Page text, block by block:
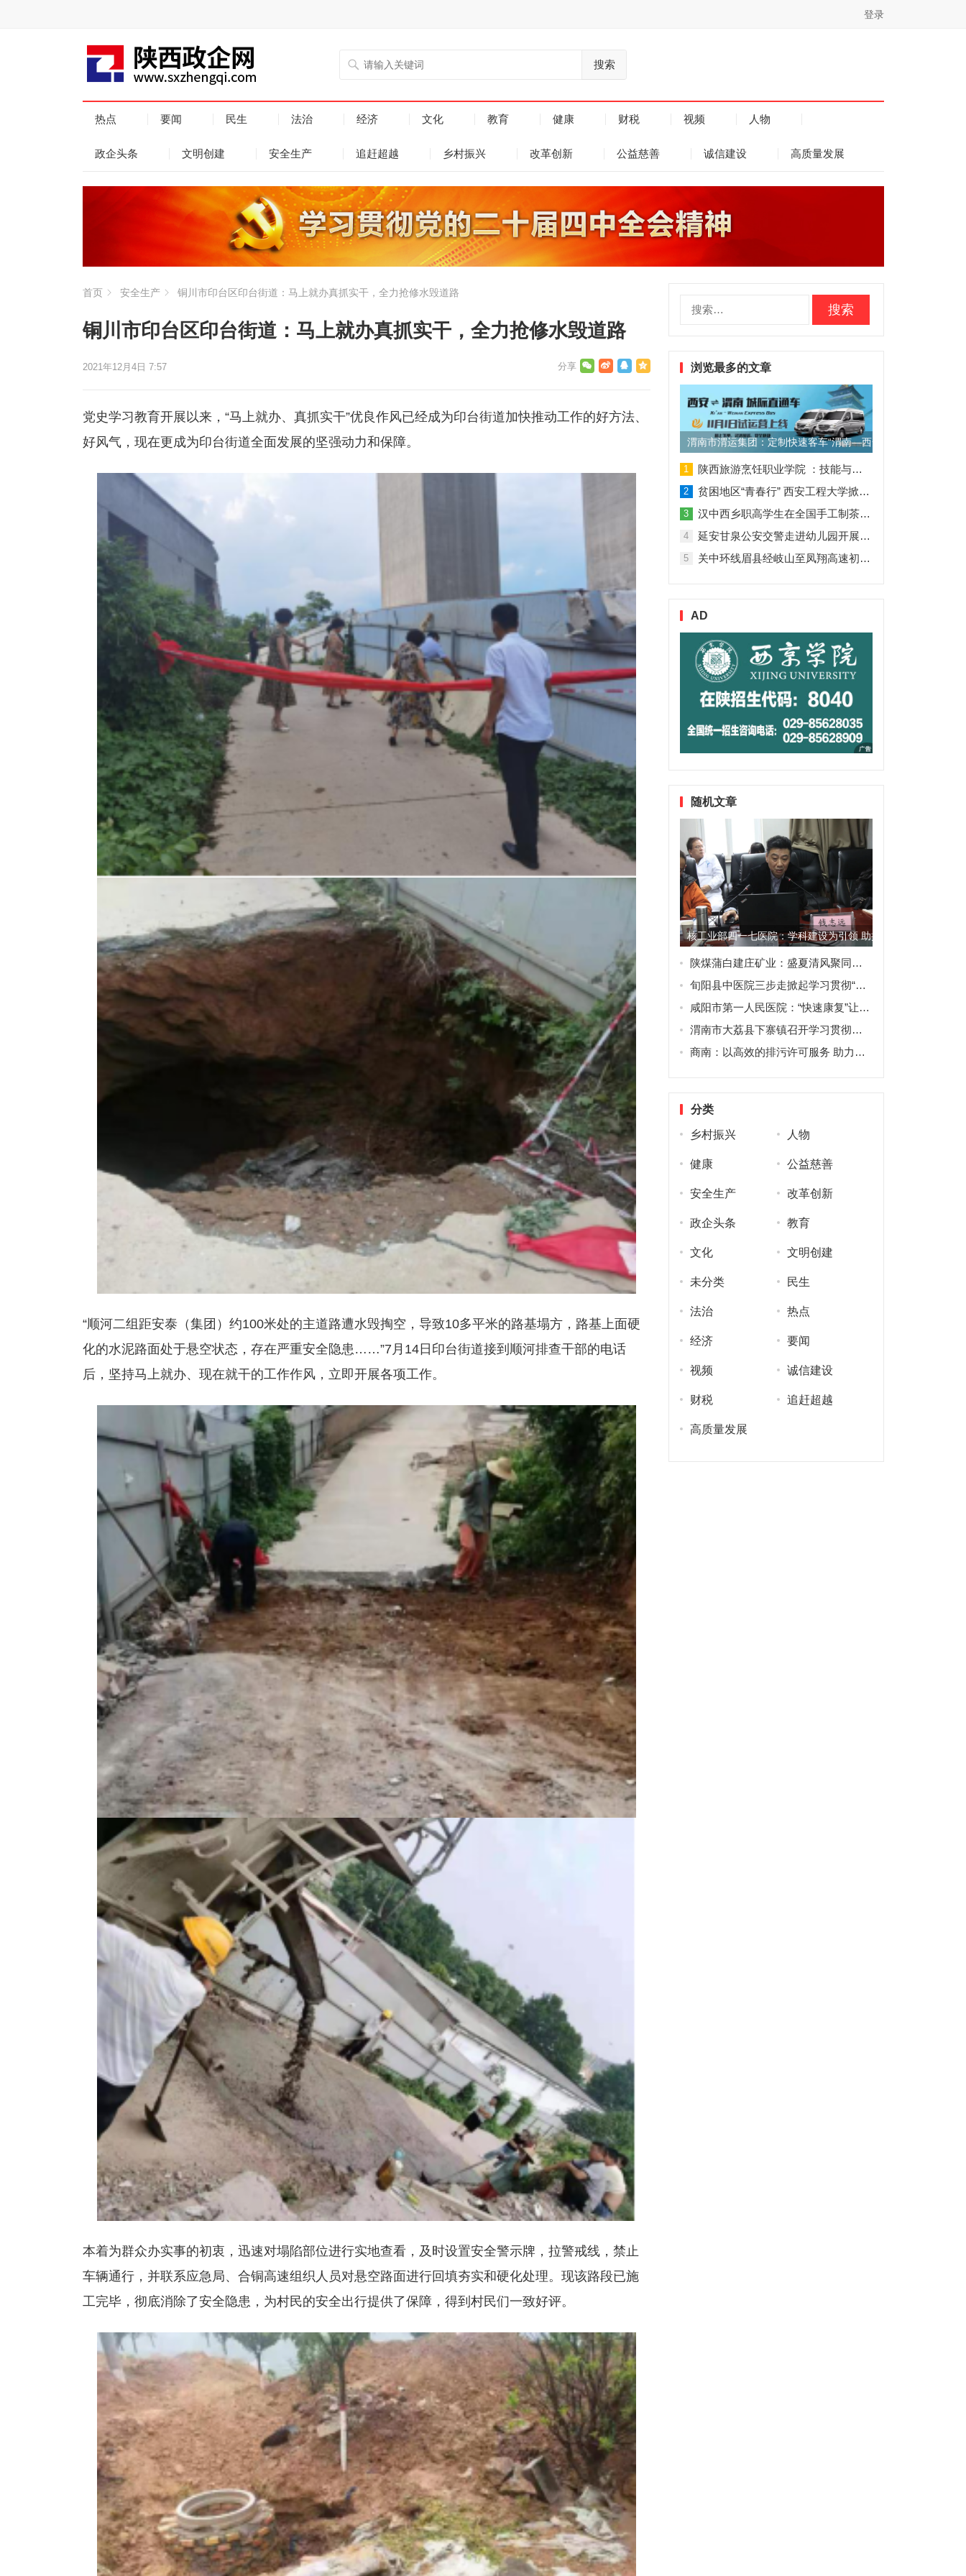
登录
搜索
热点 要闻 民生 法治 经济 文化 教育 健康 财税 视频 人物
政企头条 文明创建 安全生产 追赶超越 乡村振兴 改革创新 公益慈善 诚信建设 高质量发展
首页 安全生产 铜川市印台区印台街道：马上就办真抓实干，全力抢修水毁道路
铜川市印台区印台街道：马上就办真抓实干，全力抢修水毁道路
2021年12月4日 7:57
党史学习教育开展以来，“马上就办、真抓实干”优良作风已经成为印台街道加快推动工作的好方法、
好风气，现在更成为印台街道全面发展的坚强动力和保障。
“顺河二组距安泰（集团）约100米处的主道路遭水毁掏空，导致10多平米的路基塌方，路基上面硬
化的水泥路面处于悬空状态，存在严重安全隐患……”7月14日印台街道接到顺河排查干部的电话
后，坚持马上就办、现在就干的工作作风，立即开展各项工作。
本着为群众办实事的初衷，迅速对塌陷部位进行实地查看，及时设置安全警示牌，拉警戒线，禁止
车辆通行，并联系应急局、合铜高速组织人员对悬空路面进行回填夯实和硬化处理。现该路段已施
工完毕，彻底消除了安全隐患，为村民的安全出行提供了保障，得到村民们一致好评。
浏览最多的文章
渭南市渭运集团：定制快速客车“渭南—西安”11月1日试运营
1 陕西旅游烹饪职业学院 ：技能与理论并行 人才与企业共赢
2 贫困地区“青春行” 西安工程大学掀起“扶贫热”
3 汉中西乡职高学生在全国手工制茶大赛中创佳绩
4 延安甘泉公安交警走进幼儿园开展交通安全专题讲座活动
5 关中环线眉县经岐山至凤翔高速初步设计获批！
AD
随机文章
核工业部四一七医院：学科建设为引领 助推医院快发展
陕煤蒲白建庄矿业：盛夏清风聚同心 筑梦建庄续华章
旬阳县中医院三步走掀起学习贯彻“七一”重要讲话精神的热潮
咸阳市第一人民医院：“快速康复”让肿瘤患者三天即可出院
渭南市大荔县下寨镇召开学习贯彻党的十九届四中全会精神宣讲报告会
商南：以高效的排污许可服务 助力高质量发展
分类
乡村振兴 人物
健康 公益慈善
安全生产 改革创新
政企头条 教育
文化 文明创建
未分类 民生
法治 热点
经济 要闻
视频 诚信建设
财税 追赶超越
高质量发展